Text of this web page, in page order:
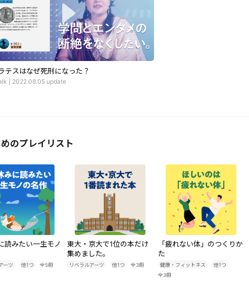
テスはなぜ死刑になった？
2022.08.05update
のプレイリスト
読みたい一生モノ
ーツ 他1つ 全5冊
東大・京大で1位の本だけ
集めました。
リベラルアーツ 他1つ 全3冊
「疲れない体」のつくりか
た
健康・フィットネス 他1つ
全3冊